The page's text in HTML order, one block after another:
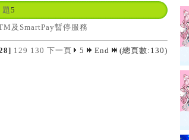
5
及SmartPay暫停服務
129 130 下一頁 5 End (總頁數:130)